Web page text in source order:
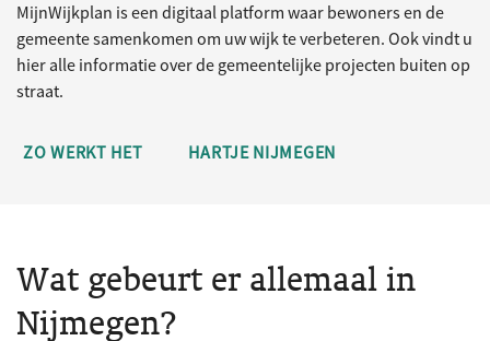
MijnWijkplan is een digitaal platform waar bewoners en de
gemeente samenkomen om uw wijk te verbeteren. Ook vindt u
hier alle informatie over de gemeentelijke projecten buiten op
straat.
ZO WERKT HET HARTJE NIJMEGEN
Wat gebeurt er allemaal in
Nijmegen?